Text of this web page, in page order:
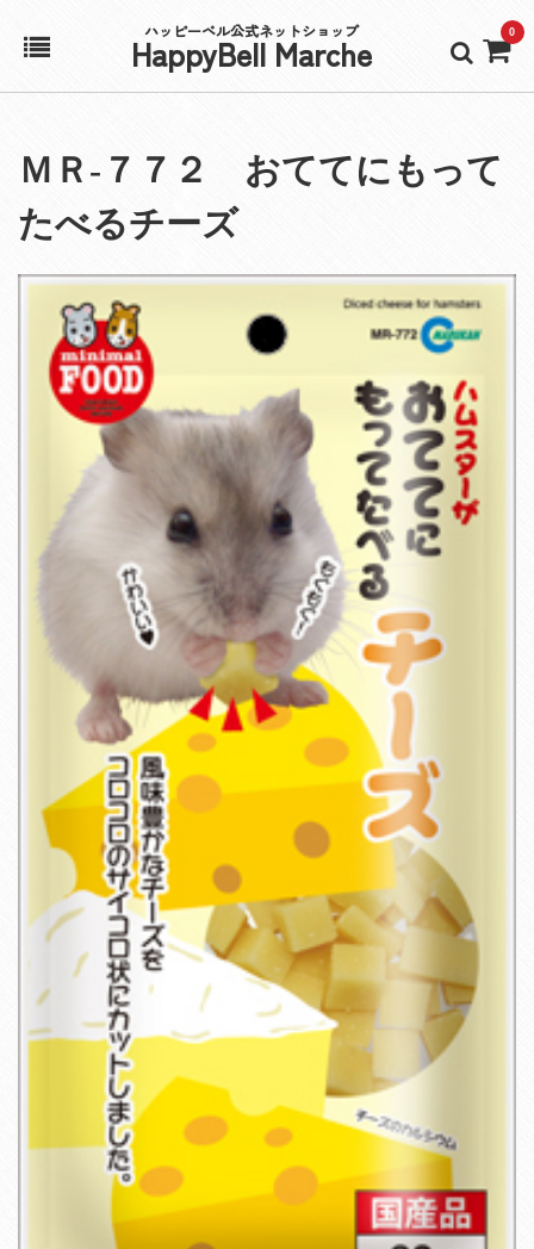
ハッピーベル公式ネットショップ
HappyBell Marche 0
アカウント
カート
ＭＲ‐７７２ おててにもって
たべるチーズ